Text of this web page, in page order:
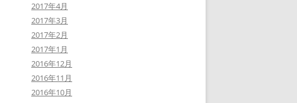
2017年4月
2017年3月
2017年2月
2017年1月
2016年12月
2016年11月
2016年10月